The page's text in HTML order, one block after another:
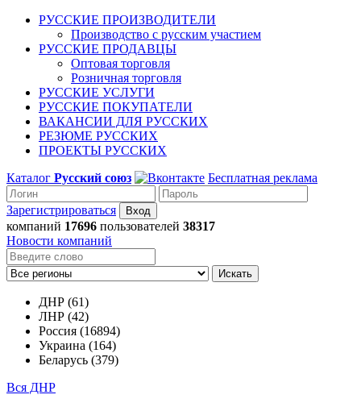
РУССКИЕ ПРОИЗВОДИТЕЛИ
Производство с русским участием
РУССКИЕ ПРОДАВЦЫ
Оптовая торговля
Розничная торговля
РУССКИЕ УСЛУГИ
РУССКИЕ ПОКУПАТЕЛИ
ВАКАНСИИ ДЛЯ РУССКИХ
РЕЗЮМЕ РУССКИХ
ПРОЕКТЫ РУССКИХ
Каталог Русский союз Бесплатная реклама
Зарегистрироваться
компаний 17696 пользователей 38317
Новости компаний
Искать
ДНР (61)
ЛНР (42)
Россия (16894)
Украина (164)
Беларусь (379)
Вся ДНР